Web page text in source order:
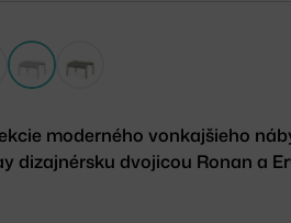
moderného vonkajšieho
dizajnérsku dvojicou Ronan a